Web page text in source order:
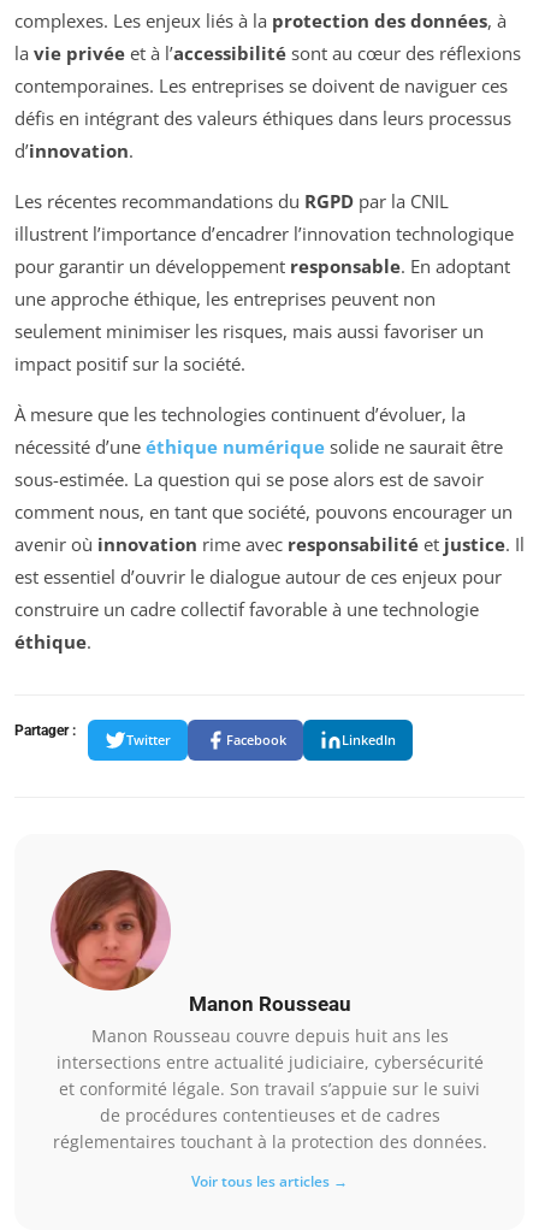
complexes. Les enjeux liés à la protection des données, à
la vie privée et à l’accessibilité sont au cœur des réflexions
contemporaines. Les entreprises se doivent de naviguer ces
défis en intégrant des valeurs éthiques dans leurs processus
d’innovation.
Les récentes recommandations du RGPD par la CNIL
illustrent l’importance d’encadrer l’innovation technologique
pour garantir un développement responsable. En adoptant
une approche éthique, les entreprises peuvent non
seulement minimiser les risques, mais aussi favoriser un
impact positif sur la société.
À mesure que les technologies continuent d’évoluer, la
nécessité d’une éthique numérique solide ne saurait être
sous-estimée. La question qui se pose alors est de savoir
comment nous, en tant que société, pouvons encourager un
avenir où innovation rime avec responsabilité et justice. Il
est essentiel d’ouvrir le dialogue autour de ces enjeux pour
construire un cadre collectif favorable à une technologie
éthique.
Partager :
Twitter Facebook LinkedIn
Manon Rousseau
Manon Rousseau couvre depuis huit ans les
intersections entre actualité judiciaire, cybersécurité
et conformité légale. Son travail s’appuie sur le suivi
de procédures contentieuses et de cadres
réglementaires touchant à la protection des données.
Voir tous les articles →